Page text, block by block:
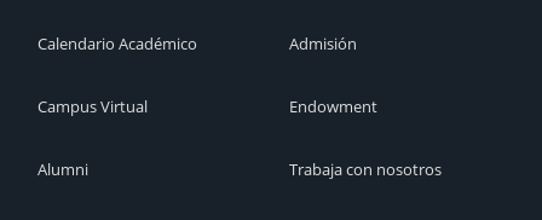
Calendario Académico
Campus Virtual
Alumni
Admisión
Endowment
Trabaja con nosotros